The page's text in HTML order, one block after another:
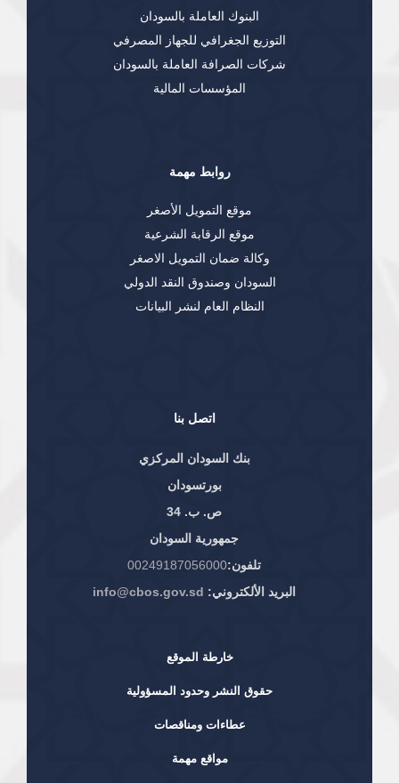
اتصل بنا
بنك السودان المركزي
بورتسودان
ص. ب. 34
جمهورية السودان
تلفون:00249187056000
البريد الألكتروني: info@cbos.gov.sd
البنوك العاملة بالسودان
التوزيع الجغرافي للجهاز المصرفي
شركات الصرافة العاملة بالسودان
المؤسسات المالية
روابط مهمة
موقع التمويل الأصغر
موقع الرقابة الشرعية
وكالة ضمان التمويل الاصغر
السودان وصندوق النقد الدولي
النظام العام لنشر البيانات
خارطة الموقع
حقوق النشر وحدود المسؤولية
عطاءات ومناقصات
مواقع مهمة